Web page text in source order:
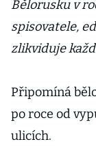
Bělorusku v
spisovatele,
zlikviduje
Připomíná
po roce od
ulicích.